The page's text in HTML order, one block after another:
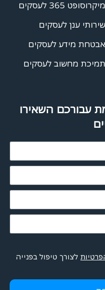
מיקרוסופט 365 לעסקים
שירותי ענן לעסקים
אבטחת מידע לעסקים
תמיכת מחשוב לעסקים
עבורכם השאירו
לצורך טיפול בפנייה